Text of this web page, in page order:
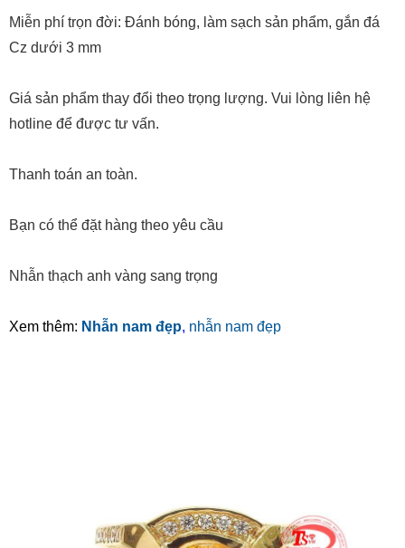
Miễn phí trọn đời: Đánh bóng, làm sạch sản phẩm, gắn đá
Cz dưới 3 mm
Giá sản phẩm thay đổi theo trọng lượng. Vui lòng liên hệ
hotline để được tư vấn.
Thanh toán an toàn.
Bạn có thể đặt hàng theo yêu cầu
Nhẫn thạch anh vàng sang trọng
Xem thêm: Nhẫn nam đẹp, nhẫn nam đẹp